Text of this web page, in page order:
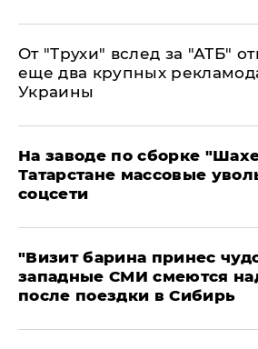
От "Трухи" вслед за "АТБ"
еще два крупных
Украины
На заводе по сборке
Татарстане массовые
соцсети
"Визит барина принес
западные СМИ смеются
после поездки в Сибирь